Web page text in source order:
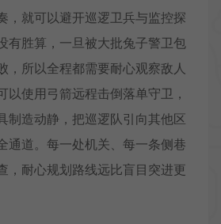
，就可以避开巡逻卫兵与监控探
有胜算，一旦被大批兔子警卫包
，所以全程都需要耐心观察敌人
以使用弓箭远程击倒落单守卫，
制造动静，把巡逻队引向其他区
通道。每一处机关、每一条侧巷
，耐心规划路线远比盲目突进更